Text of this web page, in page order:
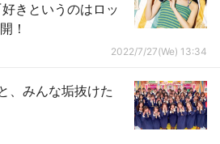
きというのはロッ
！
2022/7/27(We) 13:34
、みんな垢抜けた